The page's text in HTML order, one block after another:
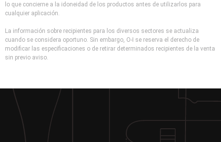
lo que concierne a la idoneidad de los productos antes de utilizarlos para
cualquier aplicación.
La información sobre recipientes para los diversos sectores se actualiza
cuando se considera oportuno. Sin embargo, O-I se reserva el derecho de
modificar las especificaciones o de retirar determinados recipientes de la venta
sin previo aviso.